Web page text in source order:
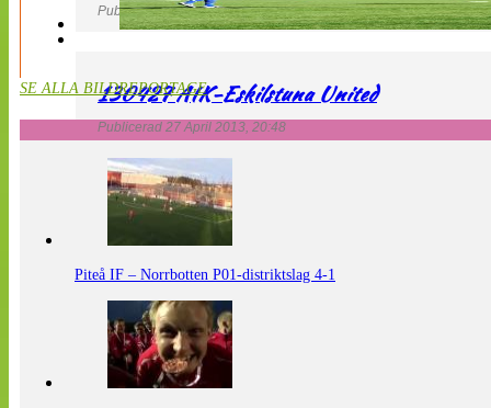
Publicerad 27 April 2013, 20:54
130427 AIK-Eskilstuna United
Publicerad 27 April 2013, 20:48
SE ALLA BILDREPORTAGE
Piteå IF – Norrbotten P01-distriktslag 4-1